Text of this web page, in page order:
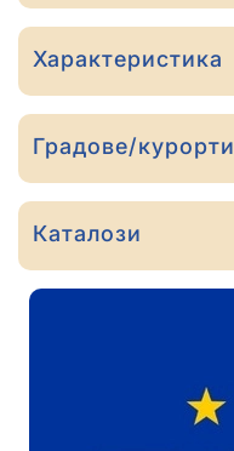
Характеристика
Градове/курорти
Каталози